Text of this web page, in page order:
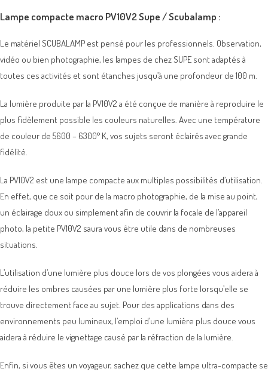
Lampe compacte macro PV10V2 Supe / Scubalamp :
Le matériel SCUBALAMP est pensé pour les professionnels. Observation,
vidéo ou bien photographie, les lampes de chez SUPE sont adaptés à
toutes ces activités et sont étanches jusqu’à une profondeur de 100 m.
La lumière produite par la PV10V2 a été conçue de manière à reproduire le
plus fidèlement possible les couleurs naturelles. Avec une température
de couleur de 5600 – 6300° K, vos sujets seront éclairés avec grande
fidélité.
La PV10V2 est une lampe compacte aux multiples possibilités d’utilisation.
En effet, que ce soit pour de la macro photographie, de la mise au point,
un éclairage doux ou simplement afin de couvrir la focale de l’appareil
photo, la petite PV10V2 saura vous être utile dans de nombreuses
situations.
L’utilisation d’une lumière plus douce lors de vos plongées vous aidera à
réduire les ombres causées par une lumière plus forte lorsqu’elle se
trouve directement face au sujet. Pour des applications dans des
environnements peu lumineux, l’emploi d’une lumière plus douce vous
aidera à réduire le vignettage causé par la réfraction de la lumière.
Enfin, si vous êtes un voyageur, sachez que cette lampe ultra-compacte se